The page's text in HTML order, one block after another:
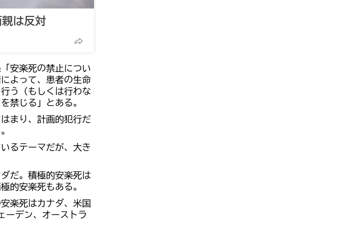
は反対
安楽死の禁止につい
よって、患者の生命
う（もしくは行わな
禁じる」とある。
まり、計画的犯行だ
るテーマだが、大き
だ。積極的安楽死は
的安楽死もある。
楽死はカナダ、米国
ーデン、オーストラ